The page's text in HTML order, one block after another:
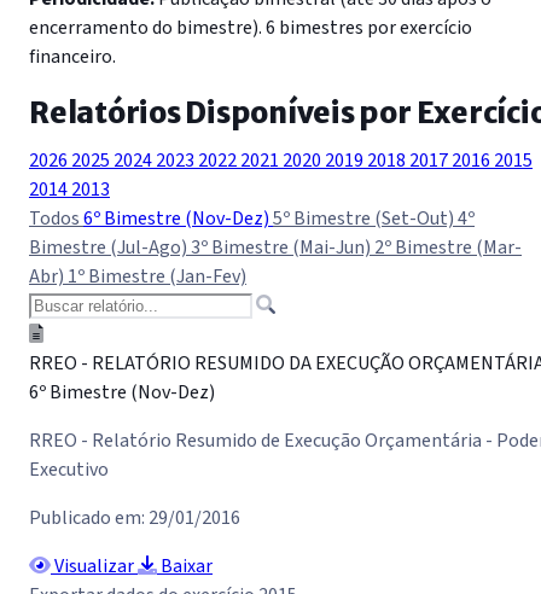
encerramento do bimestre). 6 bimestres por exercício
financeiro.
Relatórios Disponíveis por
2026 2025 20242023 20222021 2020 2019 2018 20172016 2015
20142013
Todos6º Bimestre (Nov-Dez)5º Bimestre (Set-Out)4º
Bimestre (Jul-Ago)3º Bimestre (Mai-Jun) 2º Bimestre (Mar-
Abr) 1º Bimestre (Jan-Fev)
RREO - RELATÓRIO RESUMIDO DA EXECUÇÃO
6º Bimestre (Nov-Dez)
RREO - Relatório Resumido de Execução Orçamentária -
Executivo
Publicado em: 29/01/2016
Visualizar
Baixar